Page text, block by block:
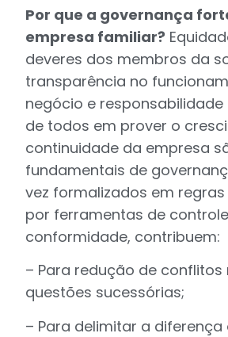
Por que a governança
empresa familiar?
deveres dos membros da
transparência no
negócio e
de todos em prover o
continuidade da empresa
fundamentais de
vez formalizados em
por ferramentas de
conformidade, contribuem:
– Para redução de
questões sucessórias;
– Para delimitar a diferença